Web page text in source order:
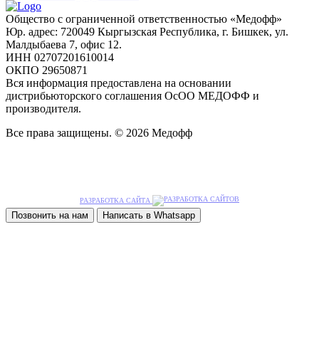
Общество с ограниченной ответственностью «Медофф»
Юр. адрес: 720049 Кыргызская Республика, г. Бишкек, ул.
Малдыбаева 7, офис 12.
ИНН 02707201610014
ОКПО 29650871
Вся информация предоставлена на основании
дистрибьюторского соглашения ОсОО МЕДОФФ и
производителя.
Все права защищены. © 2026 Медофф
РАЗРАБОТКА САЙТА
Позвонить на нам Написать в Whatsapp